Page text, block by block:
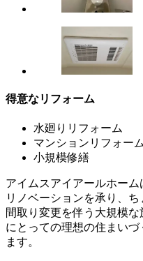
得意なリフォーム
水廻りリフォーム
マンションリフォーム
小規模修繕
アイムスアイアールホー
リノベーションを承り、ち
間取り変更を伴う大規模
にとっての理想の住まい
ます。